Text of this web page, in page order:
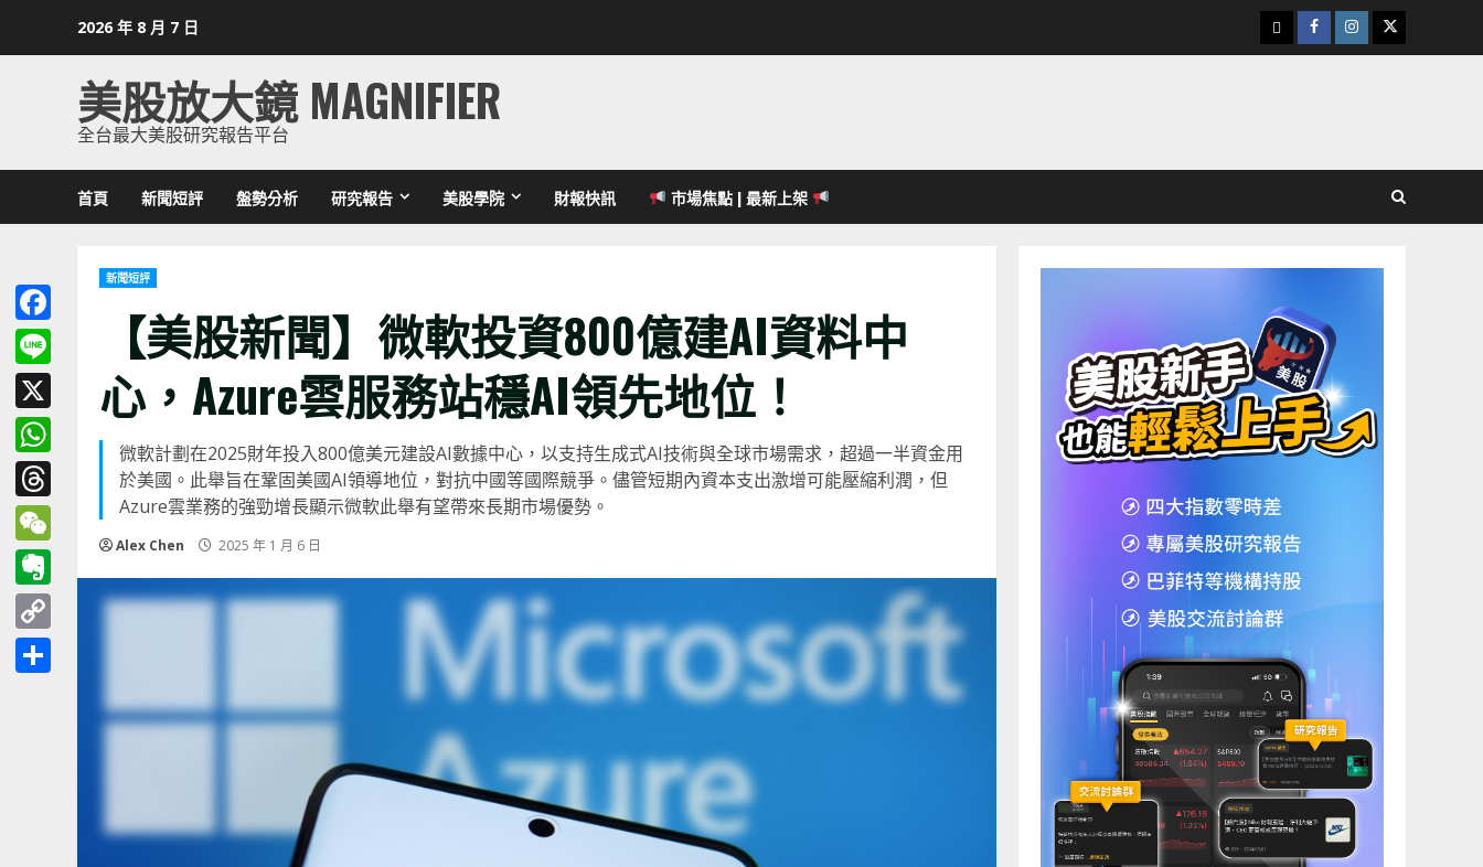
2026 年 8 月 7 日
下
載
Facebook
Instagram
Twitter
美股放大鏡 MAGNIFIER
全台最大美股研究報告平台
首頁 新聞短評 盤勢分析 研究報告 美股學院 財報快訊 市場焦點 | 最新上架
新聞短評
【美股新聞】微軟投資800億建AI資料中
心，Azure雲服務站穩AI領先地位！
微軟計劃在2025財年投入800億美元建設AI數據中心，以支持生成式AI技術與全球市場需求，超過一半資金用
於美國。此舉旨在鞏固美國AI領導地位，對抗中國等國際競爭。儘管短期內資本支出激增可能壓縮利潤，但
Azure雲業務的強勁增長顯示微軟此舉有望帶來長期市場優勢。
Alex Chen 2025 年 1 月 6 日
Facebook
Line
X
WhatsApp
Threads
WeChat
Evernote
Copy